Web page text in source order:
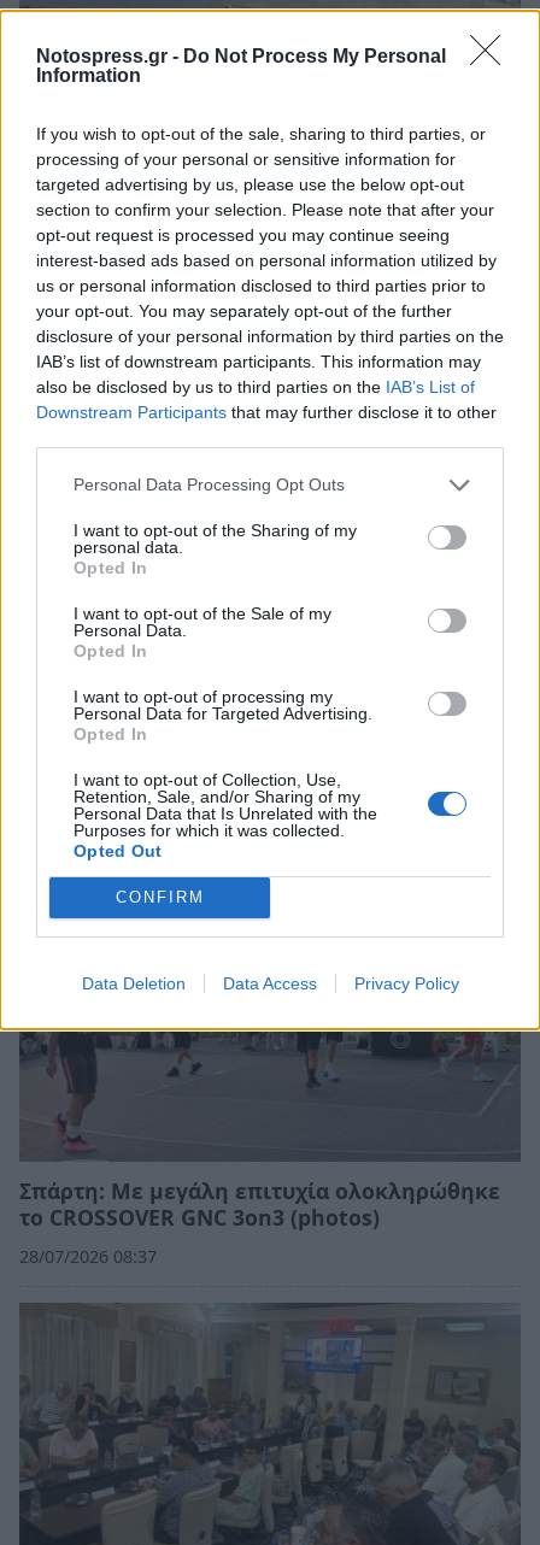
Notospress.gr - Do Not Process My Personal
Information
If you wish to opt-out of the sale, sharing to third parties, or
processing of your personal or sensitive information for
targeted advertising by us, please use the below opt-out
section to confirm your selection. Please note that after your
opt-out request is processed you may continue seeing
interest-based ads based on personal information utilized by
us or personal information disclosed to third parties prior to
your opt-out. You may separately opt-out of the further
disclosure of your personal information by third parties on the
IAB’s list of downstream participants. This information may
also be disclosed by us to third parties on the IAB’s List of
Downstream Participants that may further disclose it to other
Personal Data Processing Opt Outs
I want to opt-out of the Sharing of my
personal data.
Opted In
I want to opt-out of the Sale of my
Personal Data.
Opted In
I want to opt-out of processing my
Personal Data for Targeted Advertising.
Opted In
I want to opt-out of Collection, Use,
Retention, Sale, and/or Sharing of my
Personal Data that Is Unrelated with the
Purposes for which it was collected.
Opted Out
CONFIRM
Data Deletion Data Access Privacy Policy
Σπάρτη: Σε εξέλιξη οι εργασίες συντήρησης
στα σχολεία ενόψει της νέας σχολικής χρονιάς
03/08/2026 19:09
Με 11 αθλητές η αποστολή του Δήμου
Σπάρτης στους 58ους Διεθνείς Παιδικούς
Αγώνες (photos)
03/08/2026 10:15
Σπάρτη: Με μεγάλη επιτυχία ολοκληρώθηκε
το CROSSOVER GNC 3on3 (photos)
28/07/2026 08:37